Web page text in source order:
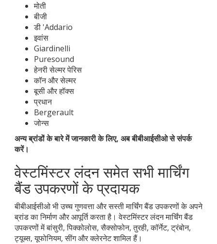
मोती
बीजी
डी 'Addario
इवांस
Giardinelli
Puresound
हेनरी सेल्मर पेरिस
कॉन और सेल्मर
बूसी और हॉक्स
प्रधान
Bergerault
जोन्स
अन्य ब्रांडों के बारे में जानकारी के लिए, अब बीबीआईसीओ से संपर्क
करें।
वेस्टमिंस्टर लंदन समेत सभी मार्चिंग
बैंड उपकरणों के प्रदायक
बीबीआईसीओ भी उच्च गुणवत्ता और सस्ती मार्चिंग बैंड उपकरणों के अपने
ब्रांड का निर्माण और आपूर्ति करता है। वेस्टमिंस्टर लंदन मार्चिंग बैंड
उपकरणों में बांसुरी, पिक्कोलोस, सैक्सोफोन, तुरही, कॉर्नेट, ट्रंबोन,
ट्यूब्स, यूफोनियम, सींग और क्लेरनेट शामिल हैं।